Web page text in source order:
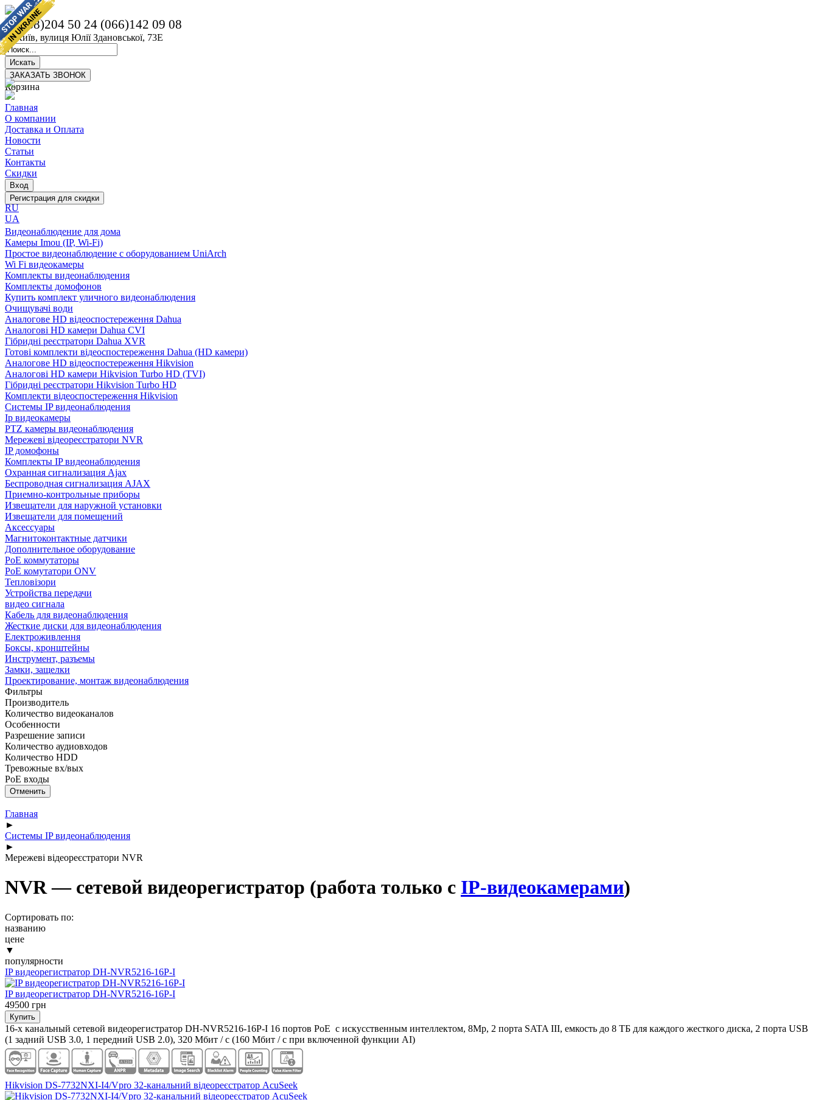
(068)204 50 24 (066)142 09 08
м. Київ, вулиця Юлії Здановської, 73Е
Корзина
Главная
О компании
Доставка и Оплата
Новости
Статьи
Контакты
Скидки
RU
UA
Видеонаблюдение для дома
Камеры Imou (IP, Wi-Fi)
Простое видеонаблюдение с оборудованием UniArch
Wi Fi видеокамеры
Комплекты видеонаблюдения
Комплекты домофонов
Купить комплект уличного видеонаблюдения
Очищувачі води
Аналогове HD відеоспостереження Dahua
Аналогові HD камери Dahua CVI
Гібридні реєстратори Dahua XVR
Готові комплекти відеоспостереження Dahua (HD камери)
Аналогове HD відеоспостереження Hikvision
Аналогові HD камери Hikvision Turbo HD (TVI)
Гібридні реєстратори Hikvision Turbo HD
Комплекти відеоспостереження Hikvision
Системы IP видеонаблюдения
Ip видеокамеры
PTZ камеры видеонаблюдения
Мережеві відеореєстратори NVR
IP домофоны
Комплекты IP видеонаблюдения
Охранная сигнализация Ajax
Беспроводная сигнализация AJAX
Приемно-контрольные приборы
Извещатели для наружной установки
Извещатели для помещений
Аксессуары
Магнитоконтактные датчики
Дополнительное оборудование
PoE коммутаторы
PoE комутатори ONV
Тепловізори
Устройства передачи
видео сигнала
Кабель для видеонаблюдения
Жесткие диски для видеонаблюдения
Електроживлення
Боксы, кронштейны
Инструмент, разъемы
Замки, защелки
Проектирование, монтаж видеонаблюдения
Фильтры
Производитель
Количество видеоканалов
Особенности
Разрешение записи
Количество аудиовходов
Количество HDD
Тревожные вх/вых
PoE входы
Главная
►
Системы IP видеонаблюдения
►
Мережеві відеореєстратори NVR
NVR — сетевой видеорегистратор (работа только с IP-видеокамерами)
Сортировать по:
названию
цене
▼
популярности
IP видеорегистратор DH-NVR5216-16P-I
IP видеорегистратор DH-NVR5216-16P-I
49500 грн
16-х канальный сетевой видеорегистратор DH-NVR5216-16P-I 16 портов PoE с искусственным интеллектом, 8Mp, 2 порта SATA III, емкость до 8 ТБ для каждого жесткого диска, 2 порта USB
(1 задний USB 3.0, 1 передний USB 2.0), 320 Мбит / с (160 Мбит / с при включенной функции AI)
Hikvision DS-7732NXI-I4/Vpro 32-канальний відеореєстратор AcuSeek